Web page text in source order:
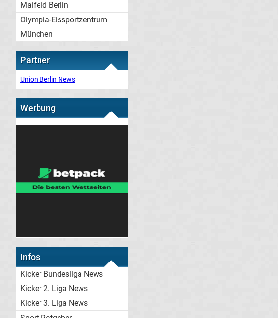
Maifeld Berlin
Olympia-Eissportzentrum
München
Partner
Union Berlin News
Werbung
Infos
Kicker Bundesliga News
Kicker 2. Liga News
Kicker 3. Liga News